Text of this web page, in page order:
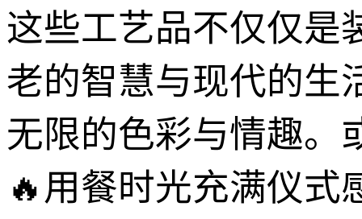
这些工艺品不仅仅是
老的智慧与现代的生
无限的色彩与情趣。
🔥用餐时光充满仪式